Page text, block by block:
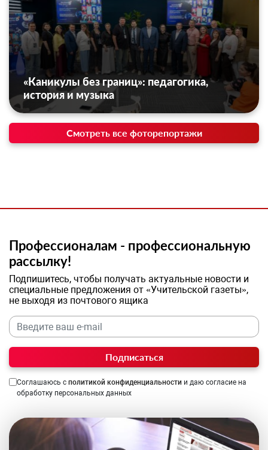
«Каникулы без границ»: педагогика,
история и музыка
Смотреть все фоторепортажи
Профессионалам - профессиональную
рассылку!
Подпишитесь, чтобы получать актуальные новости и
специальные предложения от «Учительской газеты»,
не выходя из почтового ящика
Подписаться
Соглашаюсь с политикой конфиденциальности и даю согласие на
обработку персональных данных